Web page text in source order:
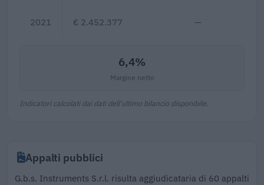
2021 € 2.452.377 —
6,4%
Margine netto
Indicatori calcolati dai dati dell'ultimo bilancio disponibile.
Appalti pubblici
G.b.s. Instruments S.r.l. risulta aggiudicataria di 60 appalti